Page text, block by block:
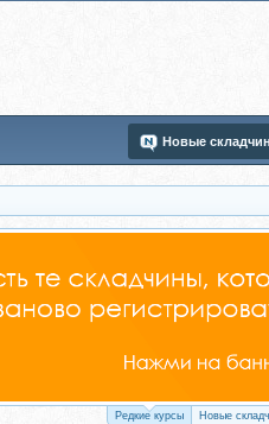
Новые
Редкие курсы Новые